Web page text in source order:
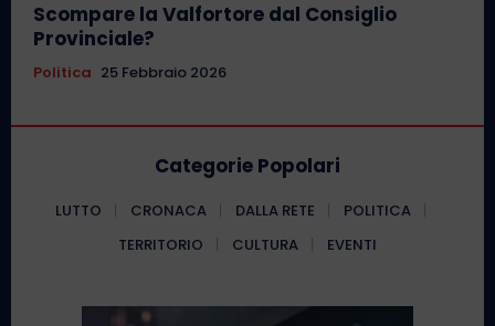
Scompare la Valfortore dal Consiglio
Provinciale?
Politica 25 Febbraio 2026
Categorie Popolari
LUTTO CRONACA DALLA RETE
POLITICA
TERRITORIO
CULTURA EVENTI